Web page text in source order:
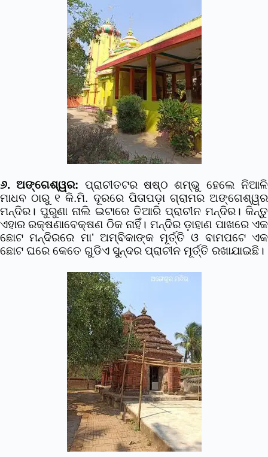
୬. ଅଙ୍ଗେଶ୍ୱର: ପ୍ରାଚୀତଟର ଷଷ୍ଠ ଶମ୍ଭୁ ହେଲେ ନିଆଳି
ମାଧବ ଠାରୁ ୧ କି.ମି. ଦୂରରେ ପିତାପଡ଼ା ଗ୍ରାମର ଅଙ୍ଗେଶ୍ୱର
ମନ୍ଦିର। ପୁରୁଣା ନାଲି ଇଟାରେ ତିଆରି ପ୍ରାଚୀନ ମନ୍ଦିର। କିନ୍ତୁ
ଏହାର ରକ୍ଷଣାବେକ୍ଷଣ ଠିକ ନାହିଁ। ମନ୍ଦିର ଡ଼ାହାଣ ପାଖରେ ଏକ
ଛୋଟ ମନ୍ଦିରରେ ମା’ ଅମ୍ବିକାଙ୍କ ମୂର୍ତ୍ତି ଓ ବାମପଟେ ଏକ
ଛୋଟ ଘରେ କେତେ ଗୁଡିଏ ସୁନ୍ଦର ପ୍ରାଚୀନ ମୂର୍ତ୍ତି ରଖାଯାଇଛି।